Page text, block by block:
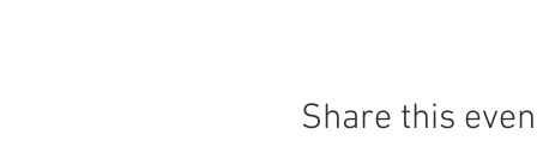
Share this